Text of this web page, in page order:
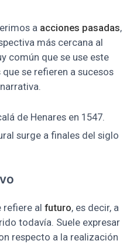
a acciones pasadas,
más cercana al
común que se use este
se refieren a sucesos
de Henares en 1547.
surge a finales del siglo
refiere al futuro, es decir, a
todavía. Suele expresar
respecto a la realización